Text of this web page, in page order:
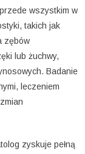
wszystkim w
takich jak
zębów
lub żuchwy,
Badanie
leczeniem
zyskuje pełną